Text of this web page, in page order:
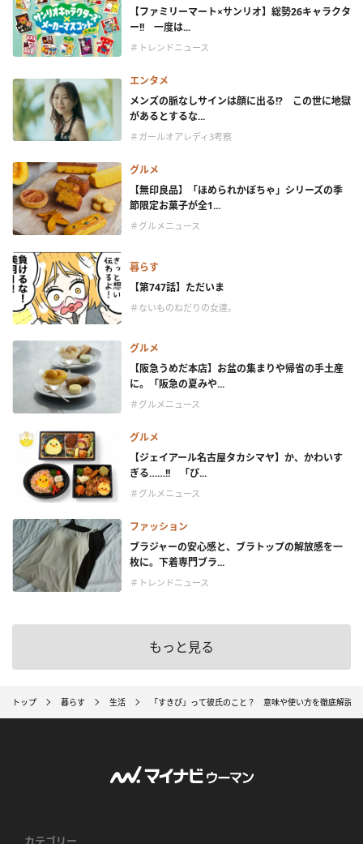
【ファミリーマート×サンリオ】総勢26キャラクタ
ー!! 一度は...
＃トレンドニュース
エンタメ
メンズの脈なしサインは顔に出る!? この世に地獄
があるとするな...
＃ガールオアレディ3考察
グルメ
【無印良品】「ほめられかぼちゃ」シリーズの季
節限定お菓子が全1...
＃グルメニュース
暮らす
【第747話】ただいま
＃ないものねだりの女達。
グルメ
【阪急うめだ本店】お盆の集まりや帰省の手土産
に。「阪急の夏みや...
＃グルメニュース
グルメ
【ジェイアール名古屋タカシマヤ】か、かわいす
ぎる……!! 「ぴ...
＃グルメニュース
ファッション
ブラジャーの安心感と、ブラトップの解放感を一
枚に。下着専門ブラ...
＃トレンドニュース
もっと見る
トップ 暮らす 生活 「すきぴ」って彼氏のこと？ 意味や使い方を徹底解説！